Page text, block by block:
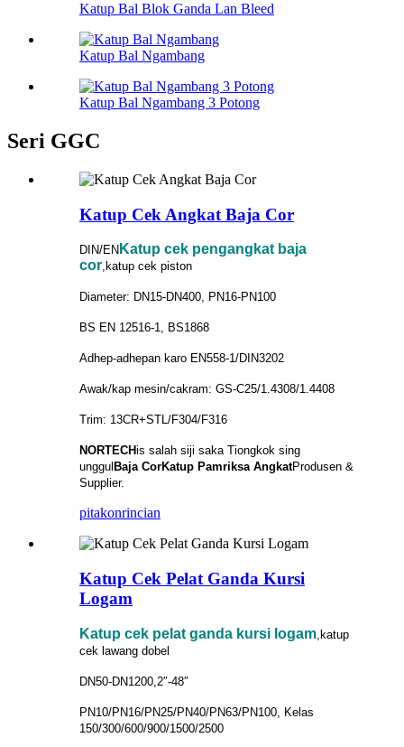
Katup Bal Blok Ganda Lan Bleed
Katup Bal Ngambang
Katup Bal Ngambang 3 Potong
Seri GGC
Katup Cek Angkat Baja Cor
DIN/EN Katup cek pengangkat baja
cor,katup cek piston
Diameter: DN15-DN400, PN16-PN100
BS EN 12516-1, BS1868
Adhep-adhepan karo EN558-1/DIN3202
Awak/kap mesin/cakram: GS-C25/1.4308/1.4408
Trim: 13CR+STL/F304/F316
NORTECHis salah siji saka Tiongkok sing
unggul Baja CorKatup Pamriksa AngkatProdusen &
Supplier.
pitakonrincian
Katup Cek Pelat Ganda Kursi
Logam
Katup cek pelat ganda kursi logam ,katup
cek lawang dobel
DN50-DN1200,2″-48″
PN10/PN16/PN25/PN40/PN63/PN100, Kelas
150/300/600/900/1500/2500